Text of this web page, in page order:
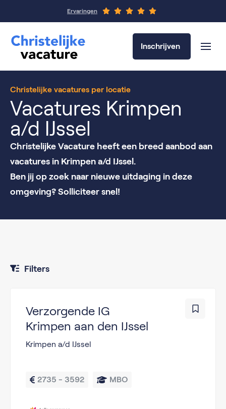
Ervaringen
Inschrijven
Christelijke vacatures per locatie
Vacatures Krimpen
a/d IJssel
Christelijke Vacature heeft een breed aanbod aan
vacatures in Krimpen a/d IJssel.
Ben jij op zoek naar nieuwe uitdaging in deze
omgeving? Solliciteer snel!
Filters
Verzorgende IG
Krimpen aan den IJssel
Krimpen a/d IJssel
2735 - 3592 MBO